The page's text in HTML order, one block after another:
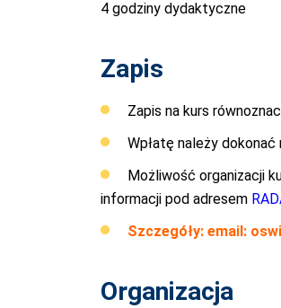
4 godziny dydaktyczne
Zapis
Zapis na kurs
Wpłatę należy dokonać
Możliwość organizacji
informacji pod adresem
Szczegóły: email:
Organizacja